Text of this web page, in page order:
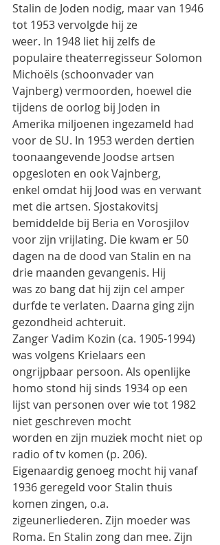
Stalin de Joden nodig, maar van 1946
tot 1953 vervolgde hij ze
weer. In 1948 liet hij zelfs de
populaire theaterregisseur Solomon
Michoëls (schoonvader van
Vajnberg) vermoorden, hoewel die
tijdens de oorlog bij Joden in
Amerika miljoenen ingezameld had
voor de SU. In 1953 werden dertien
toonaangevende Joodse artsen
opgesloten en ook Vajnberg,
enkel omdat hij Jood was en verwant
met die artsen. Sjostakovitsj
bemiddelde bij Beria en Vorosjilov
voor zijn vrijlating. Die kwam er 50
dagen na de dood van Stalin en na
drie maanden gevangenis. Hij
was zo bang dat hij zijn cel amper
durfde te verlaten. Daarna ging zijn
gezondheid achteruit.
Zanger Vadim Kozin (ca. 1905-1994)
was volgens Krielaars een
ongrijpbaar persoon. Als openlijke
homo stond hij sinds 1934 op een
lijst van personen over wie tot 1982
niet geschreven mocht
worden en zijn muziek mocht niet op
radio of tv komen (p. 206).
Eigenaardig genoeg mocht hij vanaf
1936 geregeld voor Stalin thuis
komen zingen, o.a.
zigeunerliederen. Zijn moeder was
Roma. En Stalin zong dan mee. Zijn